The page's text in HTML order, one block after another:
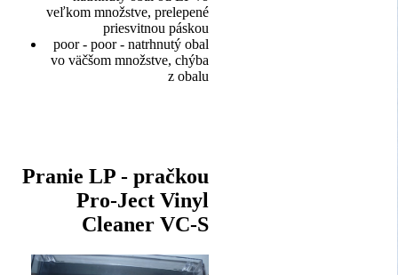
veľkom množstve, prelepené
priesvitnou páskou
poor - poor - natrhnutý obal
vo väčšom množstve, chýba
z obalu
Pranie LP - pračkou
Pro-Ject Vinyl
Cleaner VC-S